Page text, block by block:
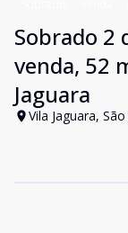
Sobrado 2
venda, 52
Jaguara
Vila Jaguara,